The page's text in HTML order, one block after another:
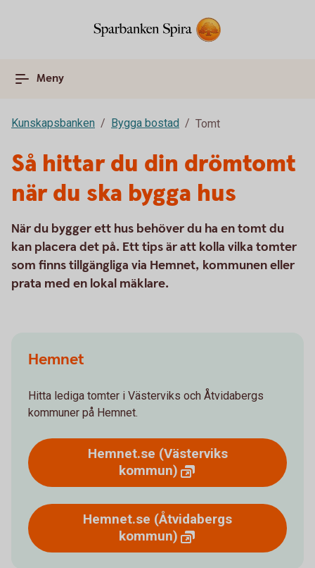
Meny
Kunskapsbanken Bygga bostad Tomt
Så hittar du din drömtomt
när du ska bygga hus
När du bygger ett hus behöver du ha en tomt du
kan placera det på. Ett tips är att kolla vilka tomter
som finns tillgängliga via Hemnet, kommunen eller
prata med en lokal mäklare.
Hemnet
Hitta lediga tomter i Västerviks och Åtvidabergs
kommuner på Hemnet.
Hemnet.se (Västerviks
kommun)
Hemnet.se (Åtvidabergs
kommun)